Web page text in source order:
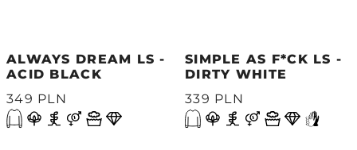
ALWAYS DREAM LS -
ACID BLACK
349 PLN
SIMPLE AS F*CK LS -
DIRTY WHITE
339 PLN